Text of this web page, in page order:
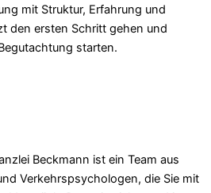
mit Struktur, Erfahrung und
den ersten Schritt gehen und
starten.
Beckmann ist ein Team aus
Verkehrspsychologen, die Sie mit